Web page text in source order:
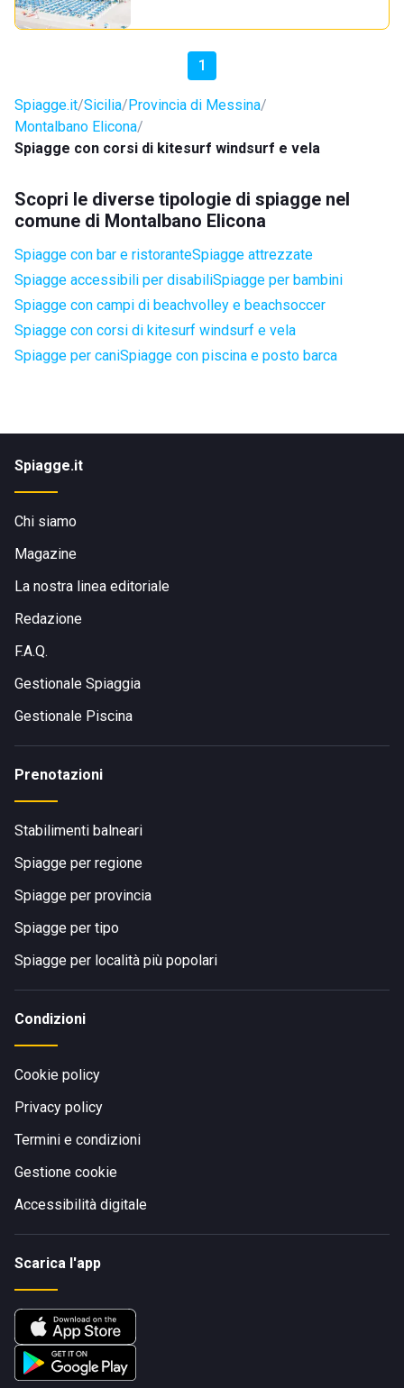
1
Spiagge.it Sicilia Provincia di Messina
Montalbano Elicona
Spiagge con corsi di kitesurf windsurf e vela
Scopri le diverse tipologie di spiagge nel
comune di Montalbano Elicona
Spiagge con bar e ristoranteSpiagge attrezzate
Spiagge accessibili per disabiliSpiagge per bambini
Spiagge con campi di beachvolley e beachsoccer
Spiagge con corsi di kitesurf windsurf e vela
Spiagge per caniSpiagge con piscina e posto barca
Spiagge.it
Chi siamo
Magazine
La nostra linea editoriale
Redazione
F.A.Q.
Gestionale Spiaggia
Gestionale Piscina
Prenotazioni
Stabilimenti balneari
Spiagge per regione
Spiagge per provincia
Spiagge per tipo
Spiagge per località più popolari
Condizioni
Cookie policy
Privacy policy
Termini e condizioni
Gestione cookie
Accessibilità digitale
Scarica l'app